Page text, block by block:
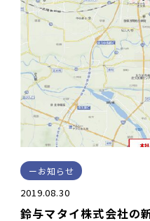
お知らせ
2019.08.30
鈴与マタイ株式会社の